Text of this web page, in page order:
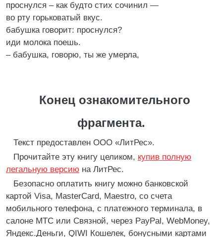
проснулся – как будто стих сочинил —
во рту горьковатый вкус.
бабушка говорит: проснулся?
иди молока поешь.
– бабушка, говорю, ты же умерла,
Конец ознакомительного
фрагмента.
Текст предоставлен ООО «ЛитРес».
Прочитайте эту книгу целиком, купив полную
легальную версию на ЛитРес.
Безопасно оплатить книгу можно банковской
картой Visa, MasterCard, Maestro, со счета
мобильного телефона, с платежного терминала, в
салоне МТС или Связной, через PayPal, WebMoney,
Яндекс.Деньги, QIWI Кошелек, бонусными картами